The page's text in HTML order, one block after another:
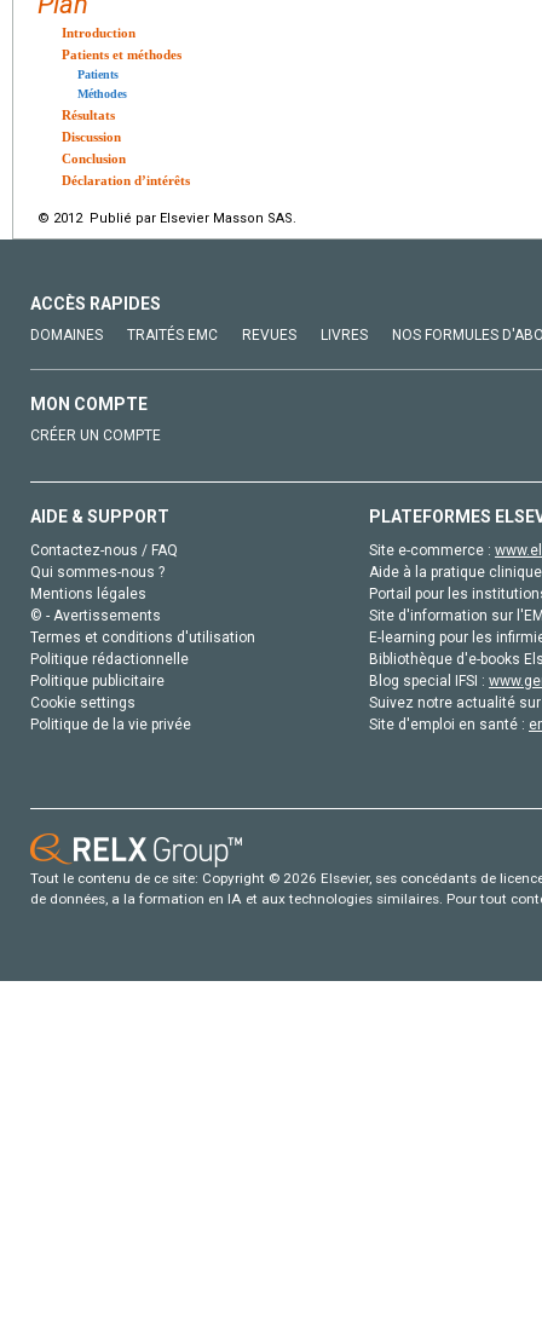
Introduction
Patients et méthodes
Patients
Méthodes
Résultats
Discussion
Conclusion
Déclaration d’intérêts
© 2012 Publié par Elsevier Masson SAS.
ACCÈS RAPIDES
DOMAINES TRAITÉS EMC REVUES LIVRES NOS FORMULES
MON COMPTE
CRÉER UN COMPTE
AIDE & SUPPORT
Contactez-nous / FAQ
Qui sommes-nous ?
Mentions légales
© - Avertissements
Termes et conditions d'utilisation
Politique rédactionnelle
Politique publicitaire
Cookie settings
Politique de la vie privée
PLATEFORMES
Site e-commerce :
Aide à la pratique
Portail pour les
Site d'information sur
E-learning pour les
Bibliothèque d'e-books
Blog special IFSI :
Suivez notre actualité
Site d'emploi en santé :
Tout le contenu de ce site: Copyright © 2026 Elsevier, ses concédants de
de données, a la formation en IA et aux technologies similaires. Pour tout